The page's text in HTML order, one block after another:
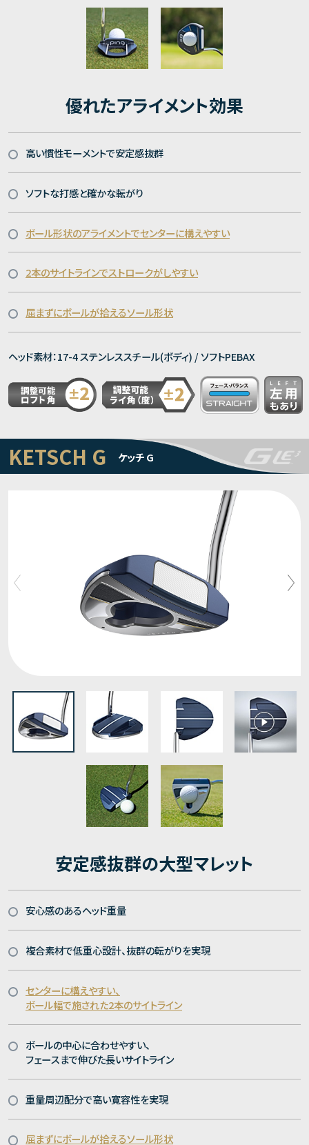
優れたアライメント効果
高い慣性モーメントで安定感抜群
ソフトな打感と確かな転がり
ボール形状のアライメントでセンターに構えやすい
2本のサイトラインでストロークがしやすい
屈まずにボールが拾えるソール形状
ヘッド素材：17-4 ステンレススチール(ボディ) / ソフトPEBAX
KETSCH G ケッチ G
安定感抜群の大型マレット
安心感のあるヘッド重量
複合素材で低重心設計、抜群の転がりを実現
センターに構えやすい、
ボール幅で施された2本のサイトライン
ボールの中心に合わせやすい、
フェースまで伸びた長いサイトライン
重量周辺配分で高い寛容性を実現
屈まずにボールが拾えるソール形状